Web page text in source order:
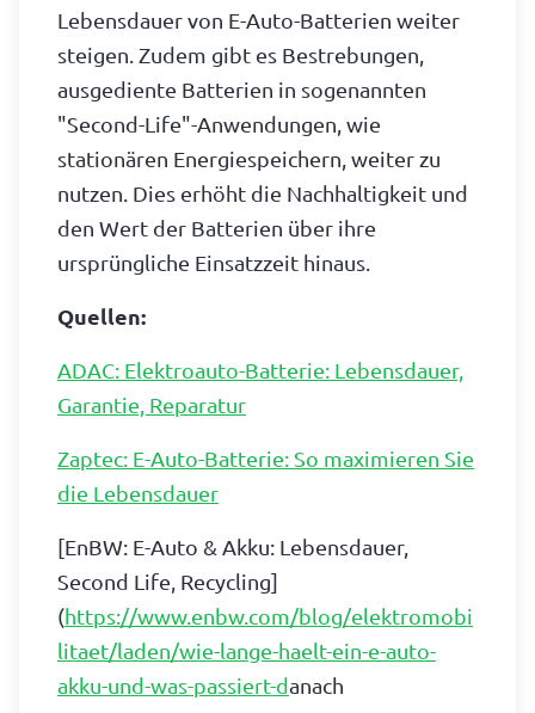
Lebensdauer von E-Auto-Batterien weiter
steigen. Zudem gibt es Bestrebungen,
ausgediente Batterien in sogenannten
"Second-Life"-Anwendungen, wie
stationären Energiespeichern, weiter zu
nutzen. Dies erhöht die Nachhaltigkeit und
den Wert der Batterien über ihre
ursprüngliche Einsatzzeit hinaus.
Quellen:
ADAC: Elektroauto-Batterie: Lebensdauer,
Garantie, Reparatur
Zaptec: E-Auto-Batterie: So maximieren Sie
die Lebensdauer
[EnBW: E-Auto & Akku: Lebensdauer,
Second Life, Recycling]
(https://www.enbw.com/blog/elektromobi
litaet/laden/wie-lange-haelt-ein-e-auto-
akku-und-was-passiert-danach